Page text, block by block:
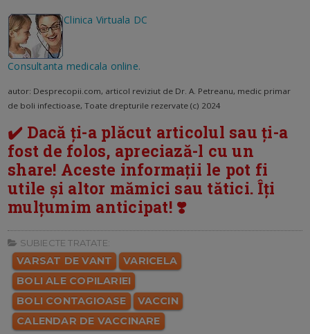
Clinica Virtuala DC
Consultanta medicala online.
autor: Desprecopii.com, articol reviziut de Dr. A. Petreanu, medic primar
de boli infectioase, Toate drepturile rezervate (c) 2024
✔️ Dacă ți-a plăcut articolul sau ți-a
fost de folos, apreciază-l cu un
share! Aceste informații le pot fi
utile și altor mămici sau tătici. Îți
mulțumim anticipat! ❣️
SUBIECTE TRATATE:
VARSAT DE VANT
VARICELA
BOLI ALE COPILARIEI
BOLI CONTAGIOASE
VACCIN
CALENDAR DE VACCINARE